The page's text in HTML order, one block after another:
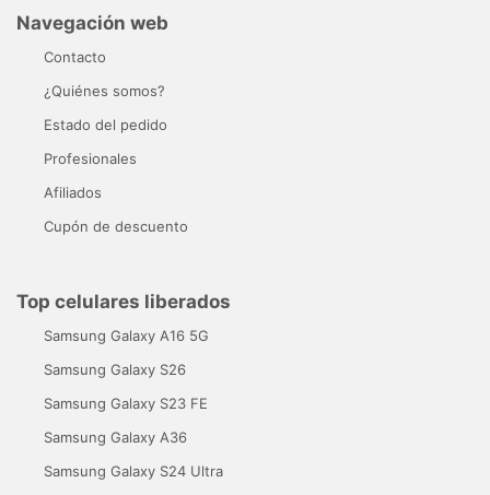
Navegación web
Contacto
¿Quiénes somos?
Estado del pedido
Profesionales
Afiliados
Cupón de descuento
Top celulares liberados
Samsung Galaxy A16 5G
Samsung Galaxy S26
Samsung Galaxy S23 FE
Samsung Galaxy A36
Samsung Galaxy S24 Ultra